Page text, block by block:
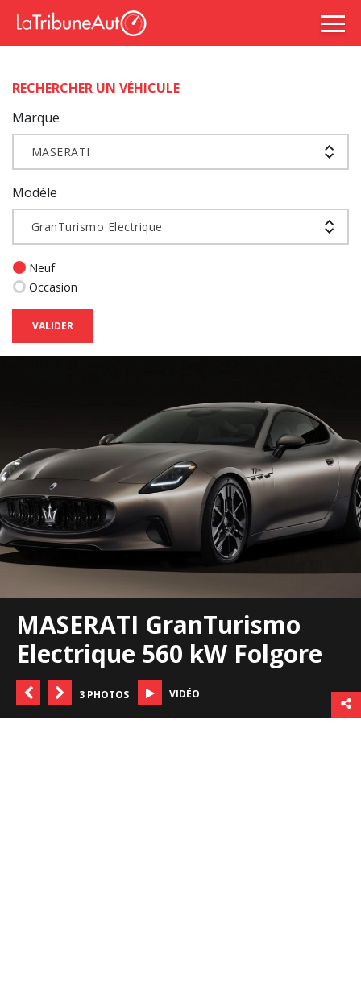
RECHERCHER UN VÉHICULE
Marque
MASERATI
Modèle
GranTurismo Electrique
Neuf
Occasion
VALIDER
MASERATI GranTurismo
Electrique 560 kW Folgore
3 PHOTOS VIDÉO